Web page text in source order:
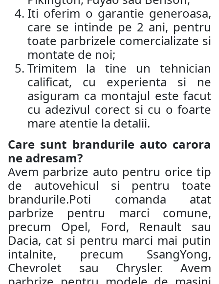
Iti oferim o garantie generoasa,
care se intinde pe 2 ani, pentru
toate parbrizele comercializate si
montate de noi;
Trimitem la tine un tehnician
calificat, cu experienta si ne
asiguram ca montajul este facut
cu adezivul corect si cu o foarte
mare atentie la detalii.
Care sunt brandurile auto carora
ne adresam?
Avem parbrize auto pentru orice tip
de autovehicul si pentru toate
brandurile.Poti comanda atat
parbrize pentru marci comune,
precum Opel, Ford, Renault sau
Dacia, cat si pentru marci mai putin
intalnite, precum SsangYong,
Chevrolet sau Chrysler. Avem